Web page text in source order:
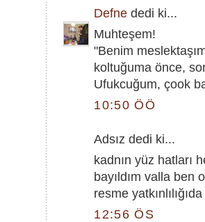
Defne dedi ki...
Muhteşem!
"Benim
koltuğuma önce,
Ufukcuğum, çook
10:50 ÖÖ
Adsız dedi ki...
kadnın yüz hatları
bayıldım valla ben
resme
12:56 ÖS